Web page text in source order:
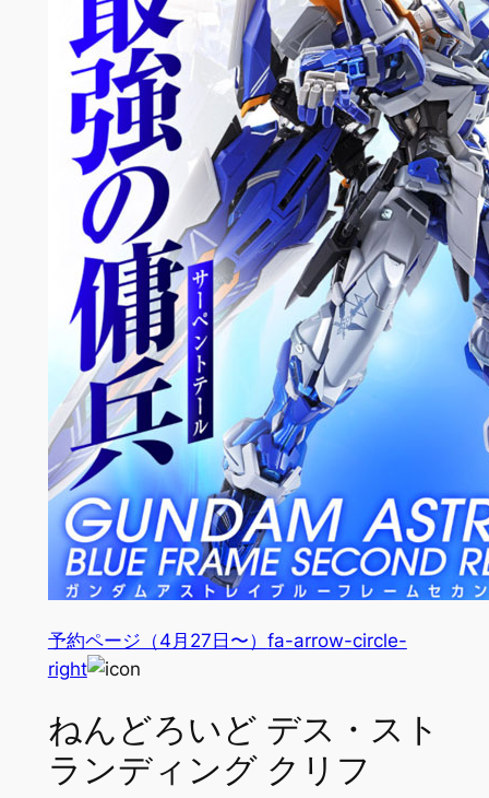
予約ページ（4月27日〜） fa-arrow-circle-
right
ねんどろいど デス・スト
ランディング クリフ